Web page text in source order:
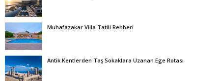
Muhafazakar Villa Tatili Rehberi
Antik Kentlerden Taş Sokaklara Uzanan Ege Rotası